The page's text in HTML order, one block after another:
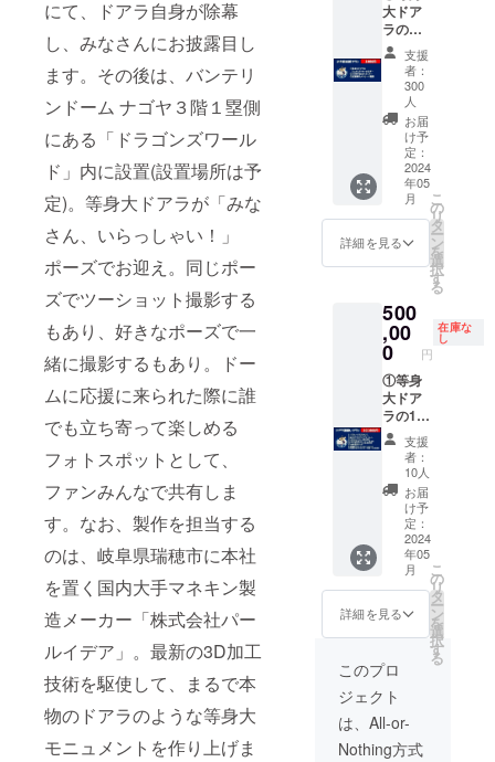
にて、ドアラ自身が除幕
し、みなさんにお披露目し
ます。その後は、バンテリ
ンドーム ナゴヤ３階１塁側
にある「ドラゴンズワール
ド」内に設置(設置場所は予
定)。等身大ドアラが「みな
さん、いらっしゃい！」
ポーズでお迎え。同じポー
ズでツーショット撮影する
もあり、好きなポーズで一
緒に撮影するもあり。ドー
ムに応援に来られた際に誰
でも立ち寄って楽しめる
フォトスポットとして、
ファンみんなで共有しま
す。なお、製作を担当する
のは、岐阜県瑞穂市に本社
を置く国内大手マネキン製
造メーカー「株式会社パー
ルイデア」。最新の3D加工
技術を駆使して、まるで本
物のドアラのような等身大
モニュメントを作り上げま
イベン
ト参加
券、
④30周
年記念
ステッ
カー、
⑤支援
御礼
メッ
セージ
画像
大ドア
ラのミ
ニチュ
ア・
キーホ
ダー、
②30周
年記念
ステッ
カー、
③支援
御礼
メッ
支援
者：
300
人
お届
け予
定：
2024
年05
月
詳細を見る
こ
の
リ
タ
ー
ン
を
選
択
す
る
500
,00
0 円
在庫な
し
①等身
大ドア
ラの1/2
スケー
ル・ド
アラ
フィ
ギュ
ア、
②1/10
スケー
ル・ド
アラ
フィ
ギュ
ア、③
等身大
ドアラ
のミニ
チュ
ア・
キーホ
支援
者：
10人
お届
け予
定：
2024
年05
月
詳細を見る
こ
の
リ
タ
ー
ン
を
選
択
す
る
このプロ
ジェクト
は、All-or-
Nothing方式